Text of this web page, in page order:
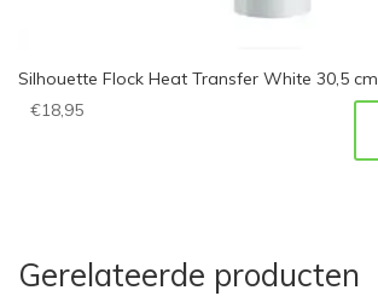
Silhouette Flock Heat Transfer White 30,5 cm
€18,95
Gerelateerde producten